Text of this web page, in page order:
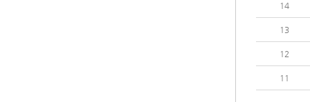
14
13
12
11